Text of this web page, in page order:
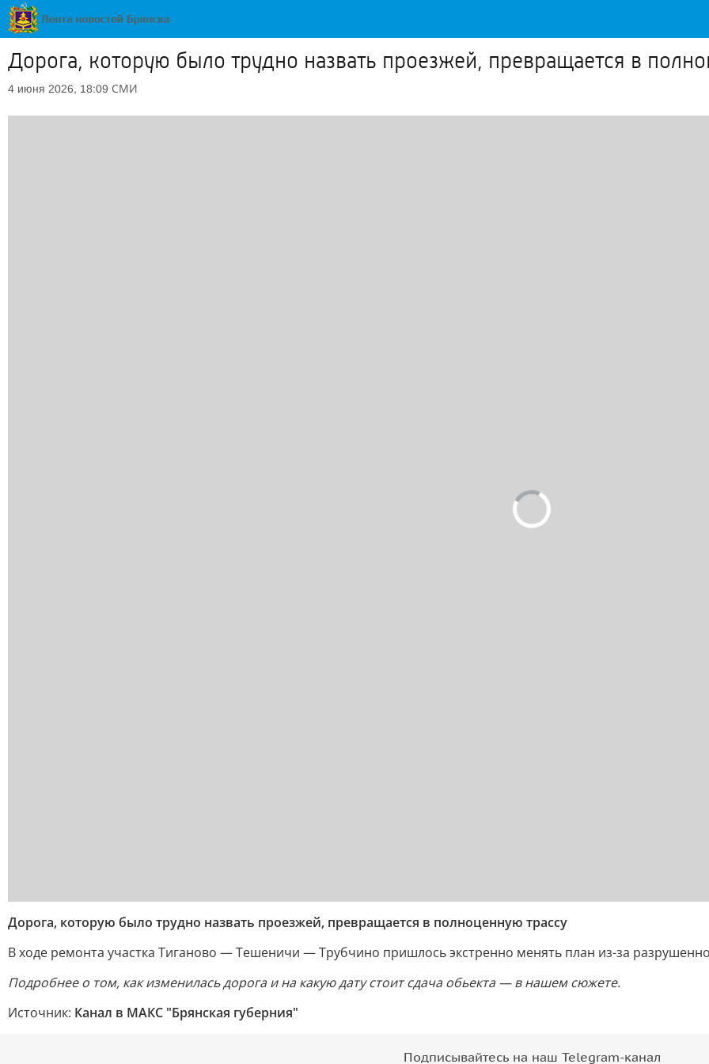
Дорога, которую было трудно назвать проезжей, превращается в
4 июня 2026, 18:09 СМИ
Дорога, которую было трудно назвать проезжей, превращается в полноценную трассу
В ходе ремонта участка Тиганово — Тешеничи — Трубчино пришлось экстренно менять план из-за
Подробнее о том, как изменилась дорога и на какую дату стоит сдача обьекта — в нашем сюжете.
Источник: Канал в МАКС "Брянская губерния"
Подписывайтесь на наш Telegram-канал